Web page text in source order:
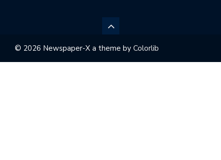
© 2026 Newspaper-X a theme by Colorlib